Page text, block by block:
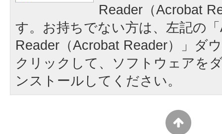
Reader（Acrobat
す。お持ちでない方は、左記の
Reader（Acrobat Reader）」ダ
クリックして、ソフトウェアを
ンストールしてください。